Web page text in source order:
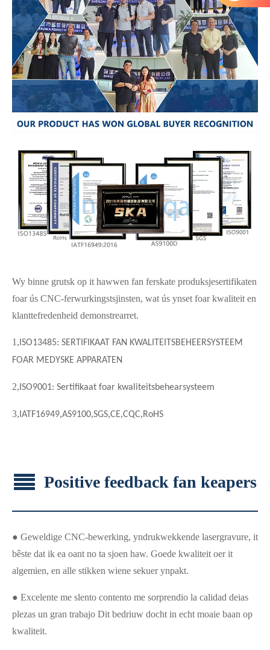
Wy binne grutsk op it hawwen fan ferskate produksjesertifikaten
foar ús CNC-ferwurkingstsjinsten, wat ús ynset foar kwaliteit en
klanttefredenheid demonstrearret.
1 , ISO13485: SERTIFIKAAT FAN KWALITEITSBEHEERSYSTEEM
FOAR MEDYSKE APPARATEN
2, ISO9001: Sertifikaat foar kwaliteitsbehearsysteem
3, IATF16949,AS9100,SGS,CE,CQC,RoHS
Positive feedback fan keapers
● Geweldige CNC-bewerking, yndrukwekkende lasergravure, it
bêste dat ik ea oant no ta sjoen haw. Goede kwaliteit oer it
algemien, en alle stikken wiene sekuer ynpakt.
● Excelente me slento contento me sorprendio la calidad deias
plezas un gran trabajo Dit bedriuw docht in echt moaie baan op
kwaliteit.